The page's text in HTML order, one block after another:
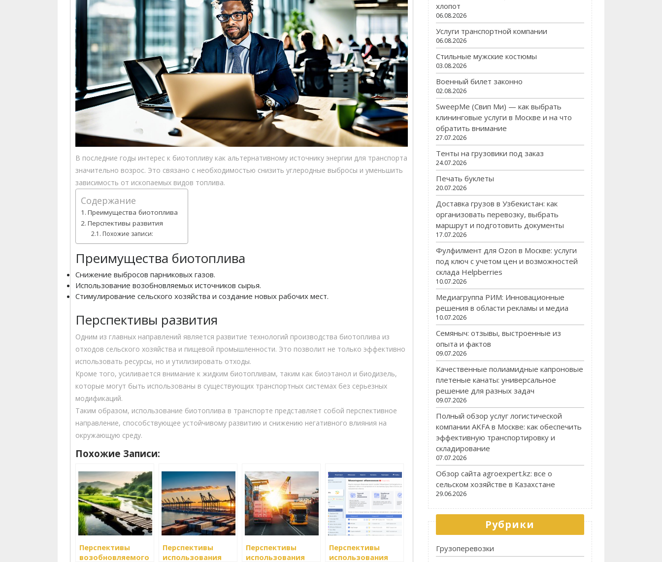
В последние годы интерес к биотопливу как альтернативному источнику энергии для транспорта
значительно возрос. Это связано с необходимостью снизить углеродные выбросы и уменьшить
зависимость от ископаемых видов топлива.
Содержание
Преимущества биотоплива
Перспективы развития
Похожие записи:
Преимущества биотоплива
Снижение выбросов парниковых газов.
Использование возобновляемых источников сырья.
Стимулирование сельского хозяйства и создание новых рабочих мест.
Перспективы развития
Одним из главных направлений является развитие технологий производства биотоплива из
отходов сельского хозяйства и пищевой промышленности. Это позволит не только эффективно
использовать ресурсы, но и утилизировать отходы.
Кроме того, усиливается внимание к жидким биотопливам, таким как биоэтанол и биодизель,
которые могут быть использованы в существующих транспортных системах без серьезных
модификаций.
Таким образом, использование биотоплива в транспорте представляет собой перспективное
направление, способствующее устойчивому развитию и снижению негативного влияния на
окружающую среду.
Похожие Записи:
Перспективы
возобновляемого
Перспективы
использования
Перспективы
использования
Перспективы
использования
хлопот
06.08.2026
Услуги транспортной компании
06.08.2026
Стильные мужские костюмы
03.08.2026
Военный билет законно
02.08.2026
SweepMe (Свип Ми) — как выбрать
клининговые услуги в Москве и на что
обратить внимание
27.07.2026
Тенты на грузовики под заказ
24.07.2026
Печать буклеты
20.07.2026
Доставка грузов в Узбекистан: как
организовать перевозку, выбрать
маршрут и подготовить документы
17.07.2026
Фулфилмент для Ozon в Москве: услуги
под ключ с учетом цен и возможностей
склада Helpberries
10.07.2026
Медиагруппа РИМ: Инновационные
решения в области рекламы и медиа
10.07.2026
Семяныч: отзывы, выстроенные из
опыта и фактов
09.07.2026
Качественные полиамидные капроновые
плетеные канаты: универсальное
решение для разных задач
09.07.2026
Полный обзор услуг логистической
компании AKFA в Москве: как обеспечить
эффективную транспортировку и
складирование
07.07.2026
Обзор сайта agroexpert.kz: все о
сельском хозяйстве в Казахстане
29.06.2026
Рубрики
Грузоперевозки